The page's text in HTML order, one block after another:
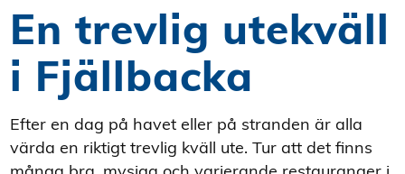
En trevlig utekväll
i Fjällbacka
Efter en dag på havet eller på stranden är alla
värda en riktigt trevlig kväll ute. Tur att det finns